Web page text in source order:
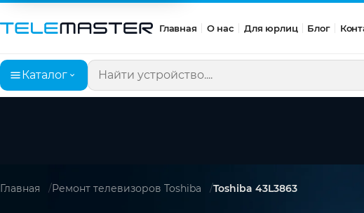
Главная О нас Для юрлиц Блог
Каталог
Поиск по сайту
Главная Ремонт телевизоров Toshiba Toshiba 43L3863